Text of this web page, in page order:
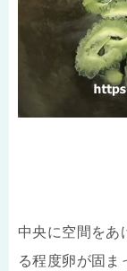
中央に空間をあ
る程度卵が固ま